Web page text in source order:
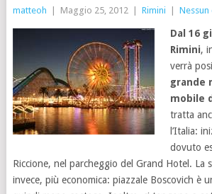
matteoh Maggio 25, 2012 Rimini
Dal 16
Rimini,
verrà
grande
mobile
tratta
l’Italia:
dovuto
Riccione, nel parcheggio del Grand Hotel. La
invece, più economica: piazzale Boscovich è